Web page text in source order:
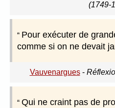
(1749-
Pour exécuter de
comme si on ne devait
Vauvenargues-
Qui ne craint pas de